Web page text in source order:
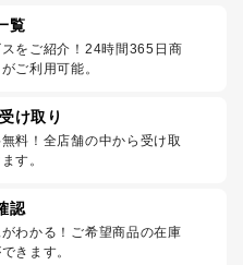
覧
をご紹介！24時間365日商
ご利用可能。
け取り
料！全店舗の中から受け取
す。
認
わかる！ご希望商品の在庫
きます。